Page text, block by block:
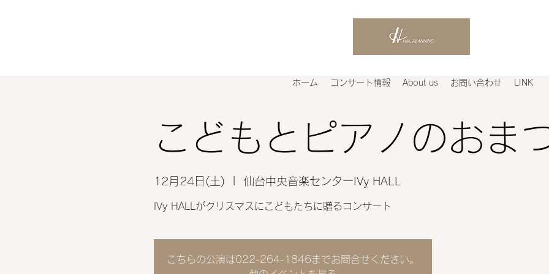
ホーム コンサート情報 About us お問い合わせ LINK
こどもとピアノのおま
12月24日(土) 仙台中央音楽センターIVy HALL
IVy HALLがクリスマスにこどもたちに贈るコンサート
こちらの公演は022-264-1846までお問合せください。